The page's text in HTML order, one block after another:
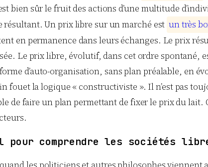
bien sûr le fruit des actions d’une multitude
résultant. Un prix libre sur un marché est untrès bo
en permanence dans leurs échanges. Le prix
Le prix libre, évolutif, dans cet ordre spontané,
d’auto-organisation, sans plan préalable, en
la logique « constructiviste ». Il n’est pas
de faire un plan permettant de fixer le prix du
comprendre les sociétés